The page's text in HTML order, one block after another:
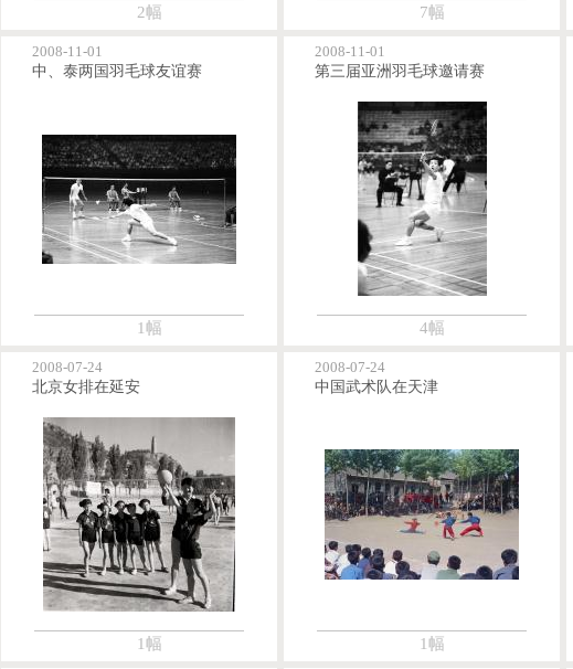
2幅 7幅
2008-11-01
中、泰两国羽毛球友谊赛
1幅
2008-11-01
第三届亚洲羽毛球邀请赛
4幅
2008-07-24
北京女排在延安
1幅
2008-07-24
中国武术队在天津
1幅